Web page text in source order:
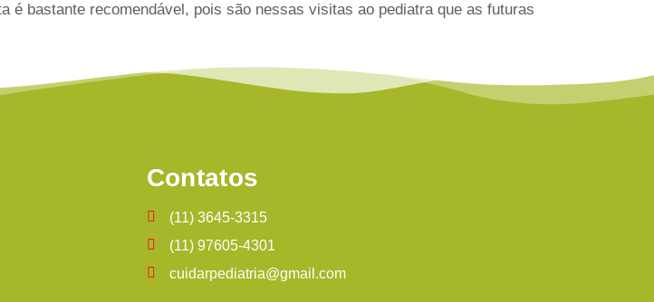
bastante recomendável, pois são nessas visitas ao pediatra que as futuras
Contatos
(11) 3645-3315
(11) 97605-4301
cuidarpediatria@gmail.com